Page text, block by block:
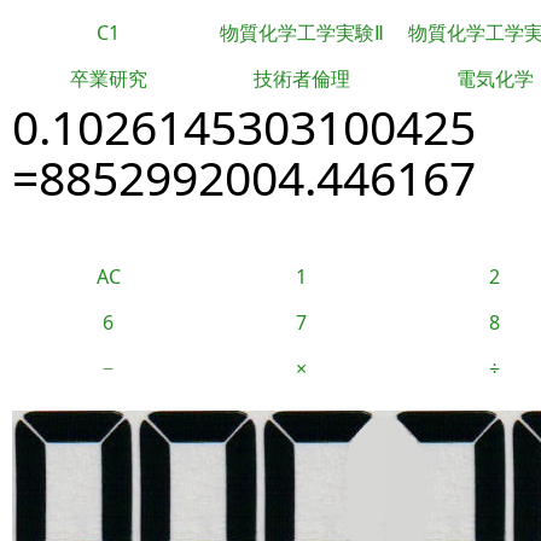
C1 物質化学工学実験Ⅱ
物質化学工学
卒業研究
技術者倫理 電気化学
0.1026145303100425
=8852992004.446167
AC 1
2
6
7
8
−
× ÷